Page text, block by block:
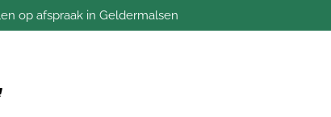
op afspraak in Geldermalsen